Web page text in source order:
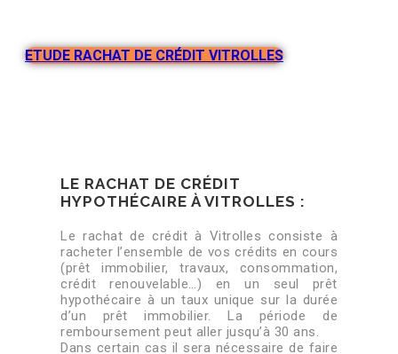
ETUDE RACHAT DE CRÉDIT VITROLLES
LE RACHAT DE CRÉDIT
HYPOTHÉCAIRE À VITROLLES :
Le rachat de crédit à Vitrolles consiste à
racheter l’ensemble de vos crédits en cours
(prêt immobilier, travaux, consommation,
crédit renouvelable…) en un seul prêt
hypothécaire à un taux unique sur la durée
d’un prêt immobilier. La période de
remboursement peut aller jusqu’à 30 ans.
Dans certain cas il sera nécessaire de faire